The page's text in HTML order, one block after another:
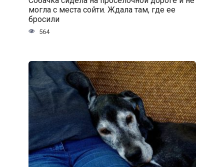
могла с места сойти. Ждала там, где ее
бросили
564